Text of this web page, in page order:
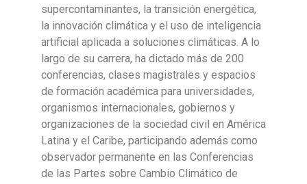
supercontaminantes, la transición energética,
la innovación climática y el uso de inteligencia
artificial aplicada a soluciones climáticas. A lo
largo de su carrera, ha dictado más de 200
conferencias, clases magistrales y espacios
de formación académica para universidades,
organismos internacionales, gobiernos y
organizaciones de la sociedad civil en América
Latina y el Caribe, participando además como
observador permanente en las Conferencias
de las Partes sobre Cambio Climático de